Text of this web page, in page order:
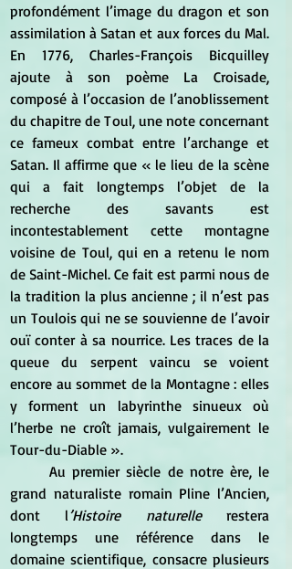
profondément l’image du dragon et son
assimilation à Satan et aux forces du Mal.
En 1776, Charles-François Bicquilley
ajoute à son poème La Croisade,
composé à l’occasion de l’anoblissement
du chapitre de Toul, une note concernant
ce fameux combat entre l’archange et
Satan. Il affirme que « le lieu de la scène
qui a fait longtemps l’objet de la
recherche des savants est
incontestablement cette montagne
voisine de Toul, qui en a retenu le nom
de Saint-Michel. Ce fait est parmi nous de
la tradition la plus ancienne ; il n’est pas
un Toulois qui ne se souvienne de l’avoir
ouï conter à sa nourrice. Les traces de la
queue du serpent vaincu se voient
encore au sommet de la Montagne : elles
y forment un labyrinthe sinueux où
l’herbe ne croît jamais, vulgairement le
Tour-du-Diable ».
	Au premier siècle de notre ère, le
grand naturaliste romain Pline l’Ancien,
dont l’Histoire naturelle restera
longtemps une référence dans le
domaine scientifique, consacre plusieurs